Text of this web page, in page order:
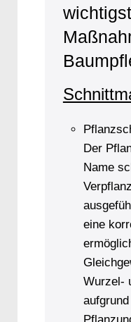
Der
Name
eine
Wurzel-